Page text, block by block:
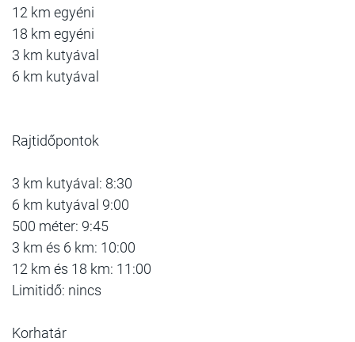
12 km egyéni
18 km egyéni
3 km kutyával
6 km kutyával
Rajtidőpontok
3 km kutyával: 8:30
6 km kutyával 9:00
500 méter: 9:45
3 km és 6 km: 10:00
12 km és 18 km: 11:00
Limitidő: nincs
Korhatár